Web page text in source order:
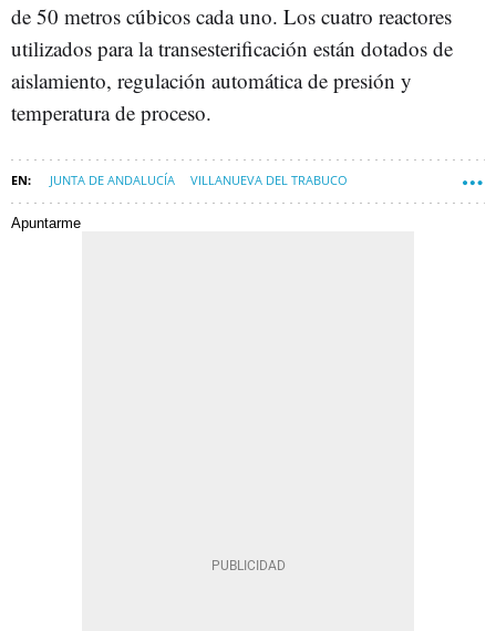
de 50 metros cúbicos cada uno. Los cuatro reactores
utilizados para la transesterificación están dotados de
aislamiento, regulación automática de presión y
temperatura de proceso.
JUNTA DE ANDALUCÍA VILLANUEVA DEL TRABUCO
MÁLAGA (PROVINCIA)
Apuntarme